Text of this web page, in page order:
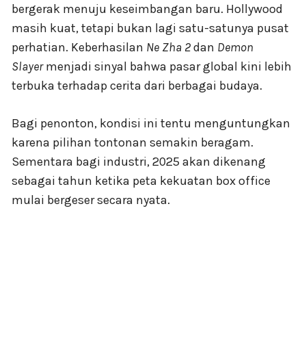
bergerak menuju keseimbangan baru. Hollywood
masih kuat, tetapi bukan lagi satu-satunya pusat
perhatian. Keberhasilan Ne Zha 2dan Demon
Slayermenjadi sinyal bahwa pasar global kini lebih
terbuka terhadap cerita dari berbagai budaya.
Bagi penonton, kondisi ini tentu menguntungkan
karena pilihan tontonan semakin beragam.
Sementara bagi industri, 2025 akan dikenang
sebagai tahun ketika peta kekuatan box office
mulai bergeser secara nyata.